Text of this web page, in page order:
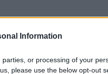
Information
or processing of your
please use the below opt-out
χρόνια πριν